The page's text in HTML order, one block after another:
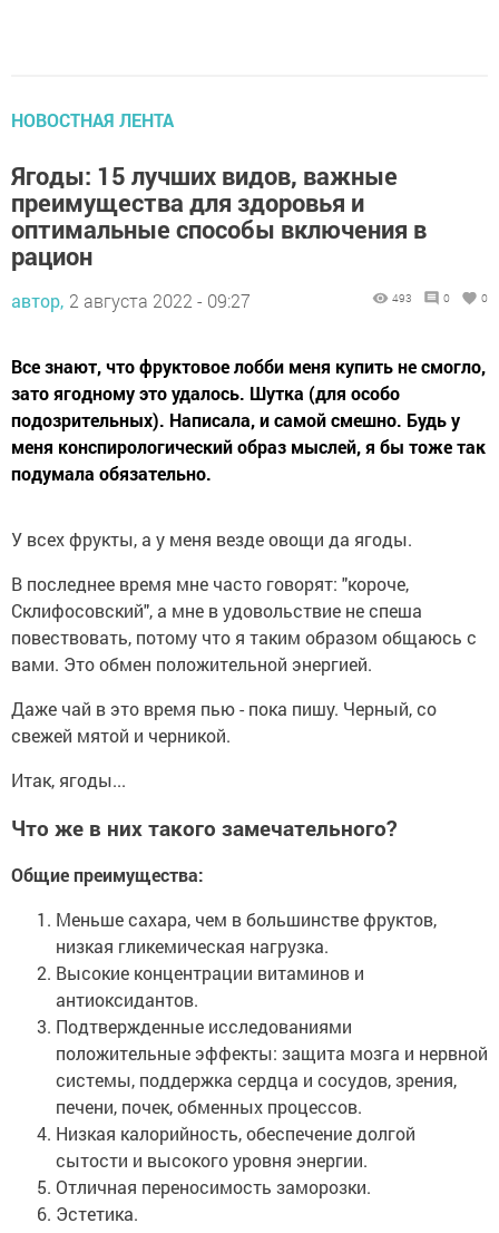
НОВОСТНАЯ ЛЕНТА
Ягоды: 15 лучших видов, важные
преимущества для здоровья и
оптимальные способы включения в
рацион
автор, 2 августа 2022 - 09:27 493 0 0
Все знают, что фруктовое лобби меня купить не смогло,
зато ягодному это удалось. Шутка (для особо
подозрительных). Написала, и самой смешно. Будь у
меня конспирологический образ мыслей, я бы тоже так
подумала обязательно.
У всех фрукты, а у меня везде овощи да ягоды.
В последнее время мне часто говорят: "короче,
Склифосовский", а мне в удовольствие не спеша
повествовать, потому что я таким образом общаюсь с
вами. Это обмен положительной энергией.
Даже чай в это время пью - пока пишу. Черный, со
свежей мятой и черникой.
Итак, ягоды...
Что же в них такого замечательного?
Общие преимущества:
Меньше сахара, чем в большинстве фруктов,
низкая гликемическая нагрузка.
Высокие концентрации витаминов и
антиоксидантов.
Подтвержденные исследованиями
положительные эффекты: защита мозга и нервной
системы, поддержка сердца и сосудов, зрения,
печени, почек, обменных процессов.
Низкая калорийность, обеспечение долгой
сытости и высокого уровня энергии.
Отличная переносимость заморозки.
Эстетика.